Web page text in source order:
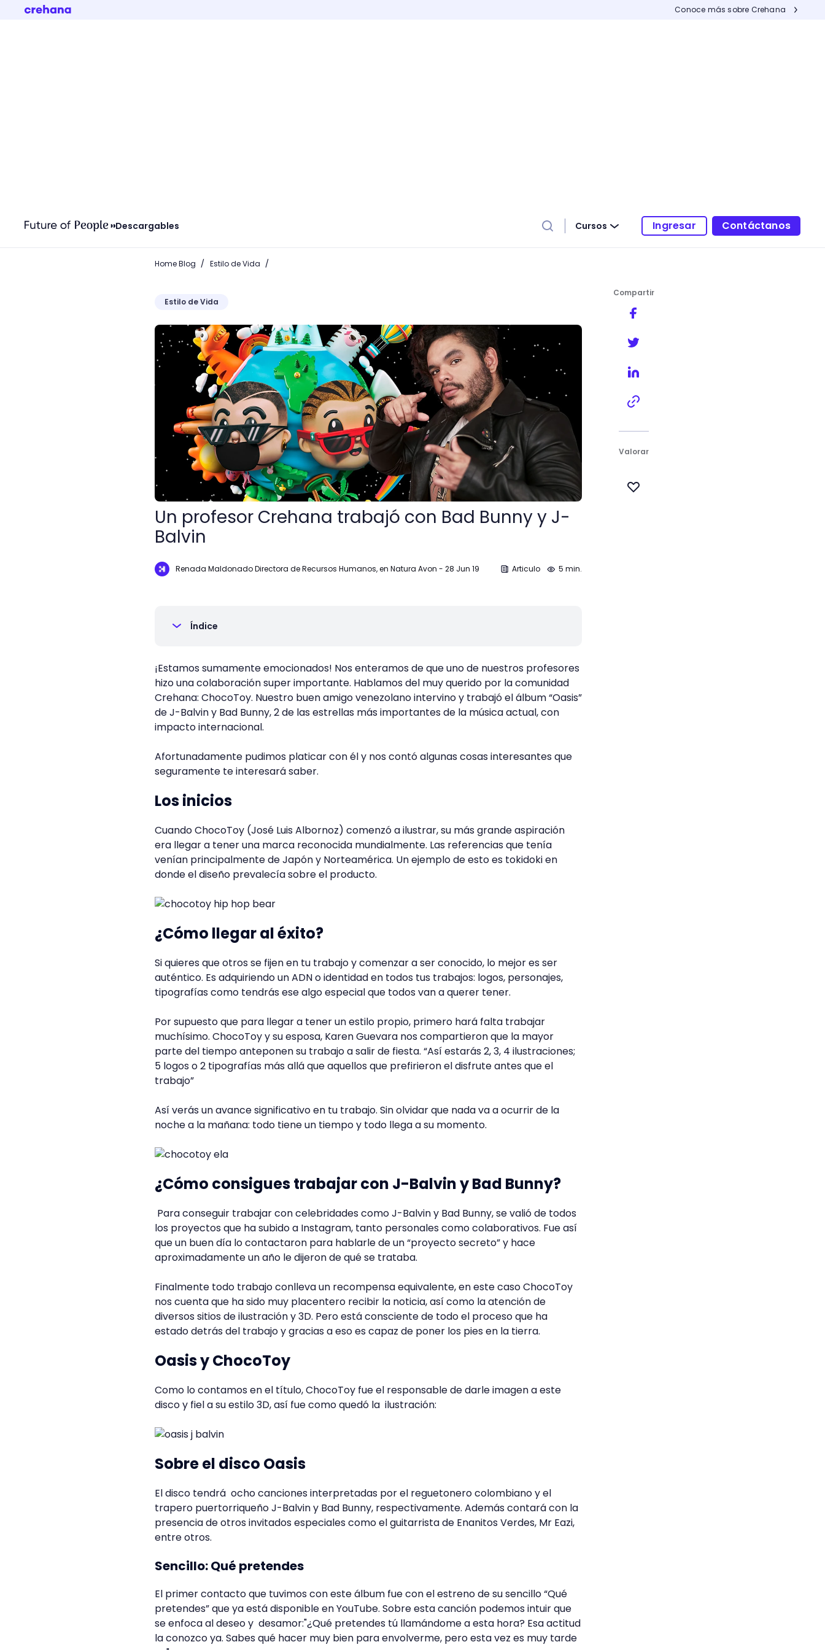
Conoce más sobre Crehana
Descargables Cursos Ingresar Contáctanos
Home Blog / Estilo de Vida /
Estilo de Vida
Un profesor Crehana trabajó con Bad Bunny y J-Balvin
Un profesor Crehana trabajó con Bad Bunny y J-
Balvin
Renada Maldonado Directora de Recursos Humanos, en Natura Avon - 28 Jun 19 Articulo 5 min.
Índice
¡Estamos sumamente emocionados! Nos enteramos de que uno de nuestros profesores
hizo una colaboración super importante. Hablamos del muy querido por la comunidad
Crehana: ChocoToy. Nuestro buen amigo venezolano intervino y trabajó el álbum “Oasis”
de J-Balvin y Bad Bunny, 2 de las estrellas más importantes de la música actual, con
impacto internacional.
Afortunadamente pudimos platicar con él y nos contó algunas cosas interesantes que
seguramente te interesará saber.
Los inicios
Cuando ChocoToy (José Luis Albornoz) comenzó a ilustrar, su más grande aspiración
era llegar a tener una marca reconocida mundialmente. Las referencias que tenía
venían principalmente de Japón y Norteamérica. Un ejemplo de esto es tokidoki en
donde el diseño prevalecía sobre el producto.
¿Cómo llegar al éxito?
Si quieres que otros se fijen en tu trabajo y comenzar a ser conocido, lo mejor es ser
auténtico. Es adquiriendo un ADN o identidad en todos tus trabajos: logos, personajes,
tipografías como tendrás ese algo especial que todos van a querer tener.
Por supuesto que para llegar a tener un estilo propio, primero hará falta trabajar
muchísimo. ChocoToy y su esposa, Karen Guevara nos compartieron que la mayor
parte del tiempo anteponen su trabajo a salir de fiesta. “Así estarás 2, 3, 4 ilustraciones;
5 logos o 2 tipografías más allá que aquellos que prefirieron el disfrute antes que el
trabajo”
Así verás un avance significativo en tu trabajo. Sin olvidar que nada va a ocurrir de la
noche a la mañana: todo tiene un tiempo y todo llega a su momento.
¿Cómo consigues trabajar con J-Balvin y Bad Bunny?
Para conseguir trabajar con celebridades como J-Balvin y Bad Bunny, se valió de todos
los proyectos que ha subido a Instagram, tanto personales como colaborativos. Fue así
que un buen día lo contactaron para hablarle de un “proyecto secreto” y hace
aproximadamente un año le dijeron de qué se trataba.
Finalmente todo trabajo conlleva un recompensa equivalente, en este caso ChocoToy
nos cuenta que ha sido muy placentero recibir la noticia, así como la atención de
diversos sitios de ilustración y 3D. Pero está consciente de todo el proceso que ha
estado detrás del trabajo y gracias a eso es capaz de poner los pies en la tierra.
Oasis y ChocoToy
Como lo contamos en el título, ChocoToy fue el responsable de darle imagen a este
disco y fiel a su estilo 3D, así fue como quedó la ilustración:
Sobre el disco Oasis
El disco tendrá ocho canciones interpretadas por el reguetonero colombiano y el
trapero puertorriqueño J-Balvin y Bad Bunny, respectivamente. Además contará con la
presencia de otros invitados especiales como el guitarrista de Enanitos Verdes, Mr Eazi,
entre otros.
Sencillo: Qué pretendes
El primer contacto que tuvimos con este álbum fue con el estreno de su sencillo “Qué
pretendes” que ya está disponible en YouTube. Sobre esta canción podemos intuir que
se enfoca al deseo y desamor:"¿Qué pretendes tú llamándome a esta hora? Esa actitud
la conozco ya. Sabes qué hacer muy bien para envolverme, pero esta vez es muy tarde
Compartir
Valorar